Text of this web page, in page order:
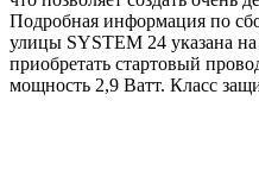
Подробная информация по
улицы SYSTEM 24 указана
приобретать стартовый
мощность 2,9 Ватт. Класс